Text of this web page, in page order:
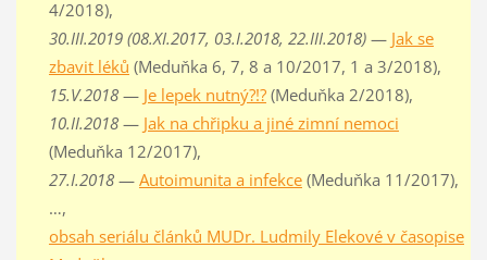
4/2018),
30.III.2019 (08.XI.2017, 03.I.2018, 22.III.2018)— Jak se
zbavit léků (Meduňka 6, 7, 8 a 10/2017, 1 a 3/2018),
15.V.2018— Je lepek nutný?!?(Meduňka 2/2018),
10.II.2018— Jak na chřipku a jiné zimní nemoci
(Meduňka 12/2017),
27.I.2018— Autoimunita a infekce(Meduňka 11/2017),
…,
obsah seriálu článků MUDr. Ludmily Elekové v časopise